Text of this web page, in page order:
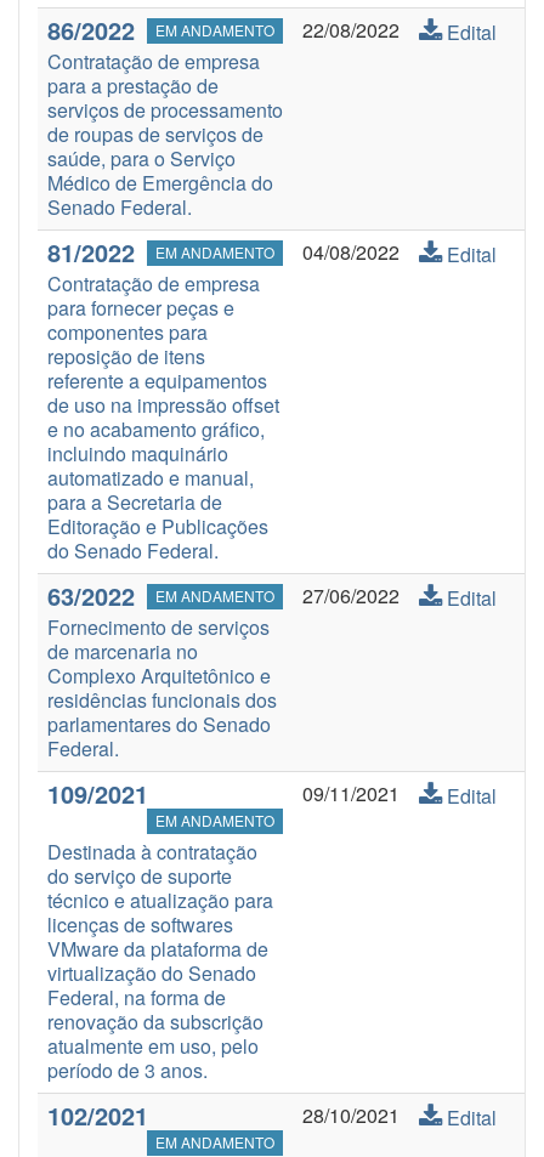
86/2022 EM ANDAMENTO
Contratação de empresa
para a prestação de
serviços de processamento
de roupas de serviços de
saúde, para o Serviço
Médico de Emergência do
Senado Federal.
22/08/2022 Edital
81/2022 EM ANDAMENTO
Contratação de empresa
para fornecer peças e
componentes para
reposição de itens
referente a equipamentos
de uso na impressão offset
e no acabamento gráfico,
incluindo maquinário
automatizado e manual,
para a Secretaria de
Editoração e Publicações
do Senado Federal.
04/08/2022 Edital
63/2022 EM ANDAMENTO
Fornecimento de serviços
de marcenaria no
Complexo Arquitetônico e
residências funcionais dos
parlamentares do Senado
Federal.
27/06/2022 Edital
109/2021
EM ANDAMENTO
Destinada à contratação
do serviço de suporte
técnico e atualização para
licenças de softwares
VMware da plataforma de
virtualização do Senado
Federal, na forma de
renovação da subscrição
atualmente em uso, pelo
período de 3 anos.
09/11/2021 Edital
102/2021
EM ANDAMENTO
28/10/2021 Edital